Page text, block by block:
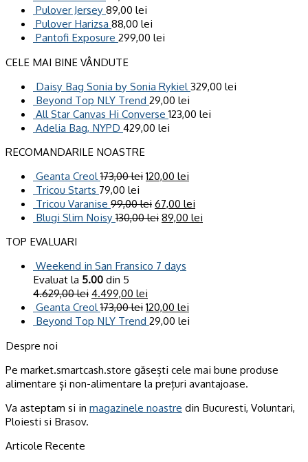
Pulover Jersey 89,00 lei
Pulover Harizsa 88,00 lei
Pantofi Exposure 299,00 lei
CELE MAI BINE VÂNDUTE
Daisy Bag Sonia by Sonia Rykiel 329,00 lei
Beyond Top NLY Trend 29,00 lei
All Star Canvas Hi Converse 123,00 lei
Adelia Bag, NYPD 429,00 lei
RECOMANDARILE NOASTRE
Geanta Creol 173,00lei 120,00 lei
Tricou Starts 79,00 lei
Tricou Varanise 99,00lei 67,00 lei
Blugi Slim Noisy 130,00lei 89,00 lei
TOP EVALUARI
Weekend in San Fransico 7 days
Evaluat la 5.00 din 5
4.629,00lei 4.499,00 lei
Geanta Creol 173,00lei 120,00 lei
Beyond Top NLY Trend 29,00 lei
Despre noi
Pe market.smartcash.store găsești cele mai bune produse
alimentare și non-alimentare la prețuri avantajoase.
Va asteptam si in magazinele noastre din Bucuresti, Voluntari,
Ploiesti si Brasov.
Articole Recente